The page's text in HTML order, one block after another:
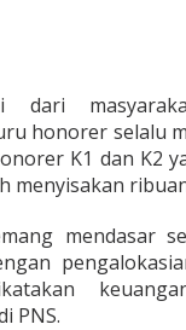
honorer selalu
K1 dan K2
menyisakan
mendasar
PNS.